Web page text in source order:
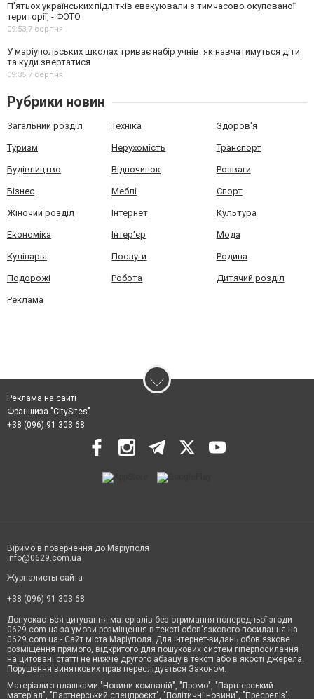
П’ятьох українських підлітків евакуювали з тимчасово окупованої
території, - ФОТО
09:53,7 серпня
У маріупольських школах триває набір учнів: як навчатимуться діти
та куди звертатися
09:35,7 серпня
Рубрики новин
Загальний розділ Техніка Здоров'я
Туризм Нерухомість Транспорт
Будівництво Відпочинок Розваги
Бізнес Меблі Спорт
Жіночий розділ Інтернет Культура
Економіка Інтер'єр Мода
Кулінарія Послуги Родина
Подорожі Робота Дитячий розділ
Реклама
Реклама на сайті
Франшиза "CitySites"
+38 (096) 91 303 68
Віримо в повернення до Маріуполя
info@0629.com.ua
Журналисты сайта
+38 (096) 91 303 68
Допускається цитування матеріалів без отримання попередньої згоди
0629.com.ua за умови розміщення в тексті обов'язкового посилання на
0629.com.ua - Сайт міста Маріуполя. Для інтернет-видань обов'язкове
розміщення прямого, відкритого для пошукових систем гіперпосилання
на цитовані статті не нижче другого абзацу в тексті або в якості джерела.
Порушення виняткових прав переслідується Законом.
Матеріали з плашками "Новини компаній", "Промо", "Партнерський
матеріал", "Партнерський спецпроєкт", "Політичні новини", "Пресреліз",